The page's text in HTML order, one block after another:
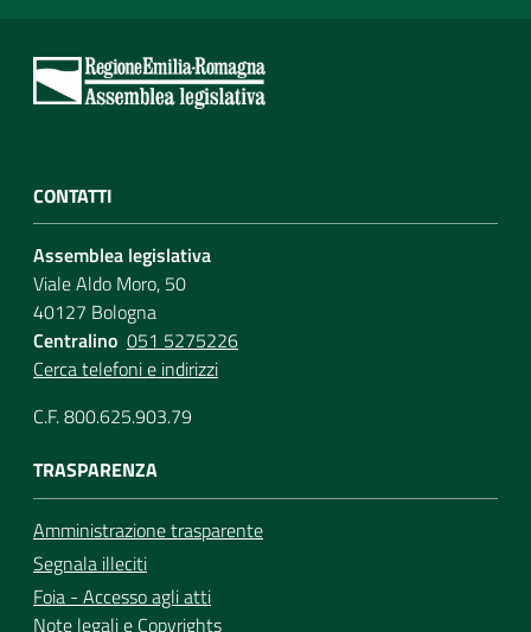
CONTATTI
Assemblea legislativa
Viale Aldo Moro, 50
40127 Bologna
Centralino 051 5275226
Cerca telefoni e indirizzi
C.F. 800.625.903.79
TRASPARENZA
Amministrazione trasparente
Segnala illeciti
Foia - Accesso agli atti
Note legalie Copyrights